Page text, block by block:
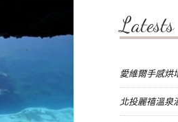
愛維爾手感烘
北投麗禧溫泉